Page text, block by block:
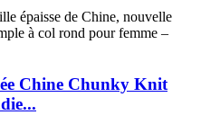
Chine Chunky Knit